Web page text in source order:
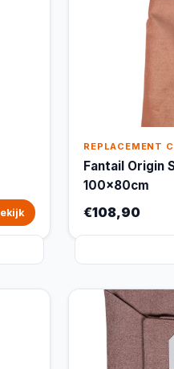
REPLACEMENT
Fantail Origin
100x80cm
€108,90